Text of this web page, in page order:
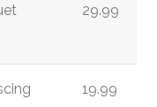
29.99
19.99